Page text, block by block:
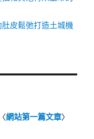
皮鬆弛打造土城機
網站第一篇文章〉